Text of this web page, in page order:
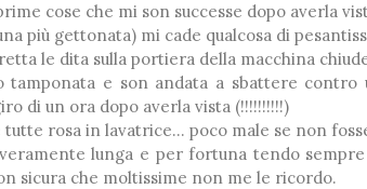
cose che mi son successe dopo averla
più gettonata) mi cade qualcosa di
le dita sulla portiera della macchina
tamponata e son andata a sbattere contro
di un ora dopo averla vista (!!!!!!!!!!)
rosa in lavatrice... poco male se non
lunga e per fortuna tendo
sicura che moltissime non me le ricordo.